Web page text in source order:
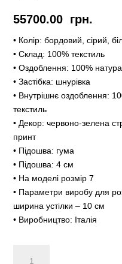
55700.00 грн.
• Колір: бордовий, сірий,
• Склад: 100% текстиль
• Оздоблення: 100%
• Застібка: шнурівка
• Внутрішнє оздоблення:
текстиль
• Декор: червоно-зелена
принт
• Підошва: гума
• Підошва: 4 см
• На моделі розмір 7
• Параметри виробу для
ширина устілки – 10 см
• Виробництво: Італія